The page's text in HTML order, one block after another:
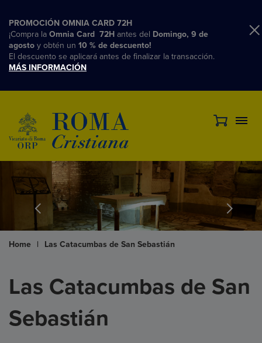
PROMOCIÓN OMNIA CARD 72H
¡Compra la Omnia Card 72H antes del Domingo, 9 de
agosto y obtén un 10 % de descuento!
El descuento se aplicará antes de finalizar la transacción.
MÁS INFORMACIÓN
Home | Las Catacumbas de San Sebastián
Las Catacumbas de San
Sebastián